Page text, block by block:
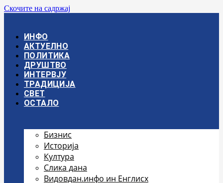
Скочите на садржај
ИНФО
АКТУЕЛНО
ПОЛИТИКА
ДРУШТВО
ИНТЕРВЈУ
ТРАДИЦИЈА
СВЕТ
ОСТАЛО
Бизнис
Историја
Култура
Слика дана
Видовдан.инфо ин Енглисх